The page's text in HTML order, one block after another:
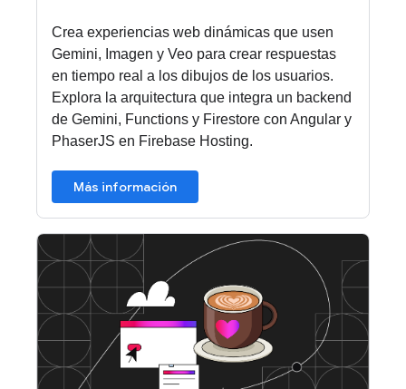
Crea experiencias web dinámicas que usen
Gemini, Imagen y Veo para crear respuestas
en tiempo real a los dibujos de los usuarios.
Explora la arquitectura que integra un backend
de Gemini, Functions y Firestore con Angular y
PhaserJS en Firebase Hosting.
Más información